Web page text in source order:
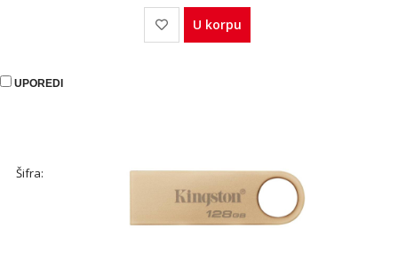
U korpu
UPOREDI
Šifra: